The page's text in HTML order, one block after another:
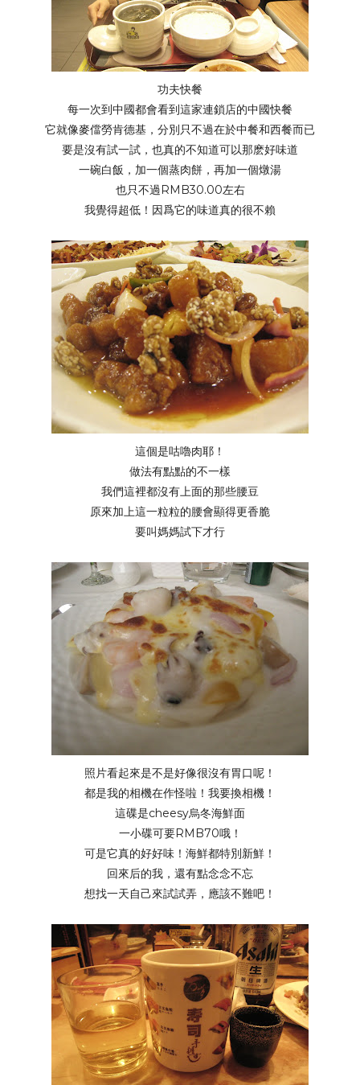
功夫快餐
每一次到中國都會看到這家連鎖店的中國快餐
它就像麥儅勞肯德基，分別只不過在於中餐和西餐而已
要是沒有試一試，也真的不知道可以那麽好味道
一碗白飯，加一個蒸肉餅，再加一個燉湯
也只不過RMB30.00左右
我覺得超低！因爲它的味道真的很不賴
這個是咕嚕肉耶！
做法有點點的不一樣
我們這裡都沒有上面的那些腰豆
原來加上這一粒粒的腰會顯得更香脆
要叫媽媽試下才行
照片看起來是不是好像很沒有胃口呢！
都是我的相機在作怪啦！我要換相機！
這碟是cheesy烏冬海鮮面
一小碟可要RMB70哦！
可是它真的好好味！海鮮都特別新鮮！
回來后的我，還有點念念不忘
想找一天自己來試試弄，應該不難吧！